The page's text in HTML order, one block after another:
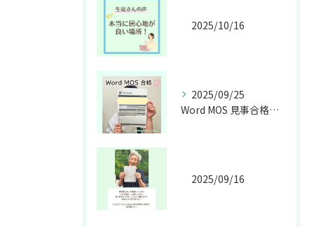
2025/10/16
2025/09/25
Word MOS 見事合格💮🎉
2025/09/16